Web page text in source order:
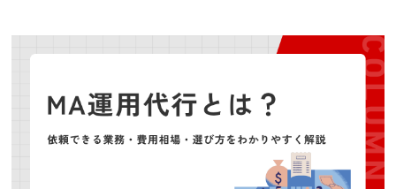
アカウント発行
資料ダウンロード